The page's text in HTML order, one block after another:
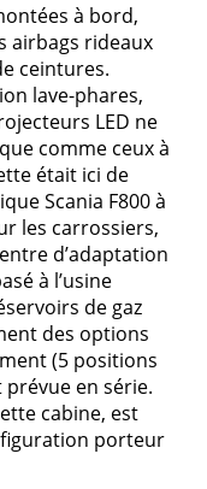
à bord,
airbags rideaux
ceintures.
lave-phares,
LED ne
comme ceux à
était ici de
Scania F800 à
les carrossiers,
d’adaptation
à l’usine
de gaz
des options
(5 positions
prévue en série.
cabine, est
porteur